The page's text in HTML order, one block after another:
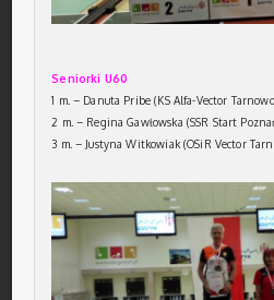
Seniorki U60
1 m. – Danuta Pribe (KS Alfa-Vector
2 m. – Regina Gawłowska (SSR Start
3 m. – Justyna Witkowiak (OSiR Vector